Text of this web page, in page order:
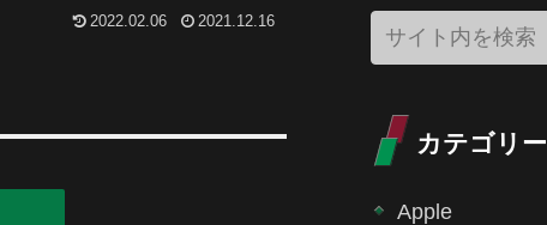
2022.02.06 2021.12.16
カテゴリー
Apple